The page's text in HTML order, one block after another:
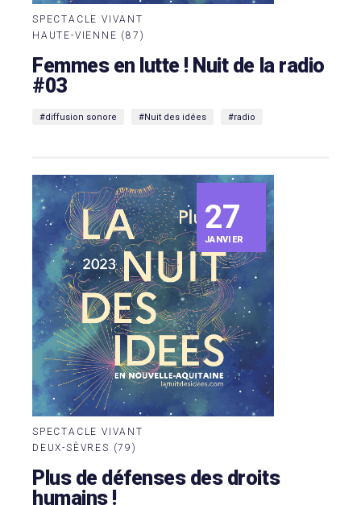
SPECTACLE VIVANT
HAUTE-VIENNE (87)
Femmes en lutte ! Nuit de la radio
#03
#diffusion sonore #Nuit des idées #radio
27
JANVIER
SPECTACLE VIVANT
DEUX-SÈVRES (79)
Plus de défenses des droits
humains !